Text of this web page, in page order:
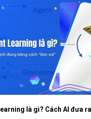
là gì? Cách AI đưa